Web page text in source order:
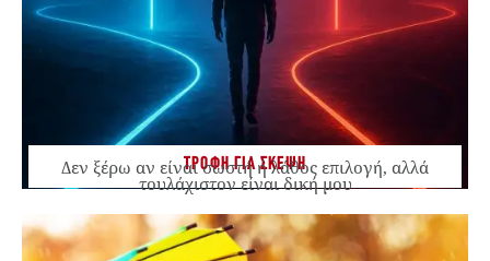
ΤΡΟΦΗ ΓΙΑ ΣΚΕΨΗ
Δεν ξέρω αν είναι σωστή ή λάθος επιλογή, αλλά
τουλάχιστον είναι δική μου